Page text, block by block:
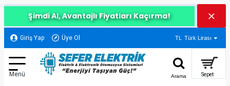
Şimdi Al, Avantajlı Fiyatları Kaçırma!
Giriş Yap Üye Ol TL Türk Lirası